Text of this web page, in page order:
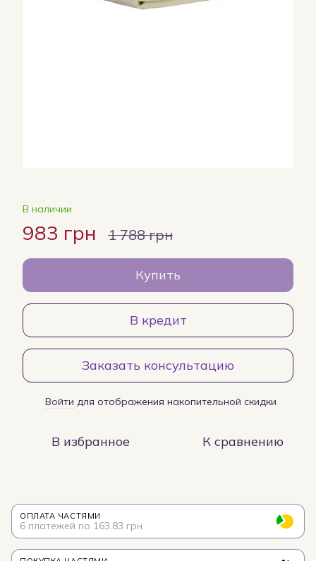
В наличии
983 грн 1 788 грн
Купить
В кредит
Заказать консультацию
Войти для отображения накопительной скидки
В избранное К сравнению
ОПЛАТА ЧАСТЯМИ
6 платежей по 163.83 грн